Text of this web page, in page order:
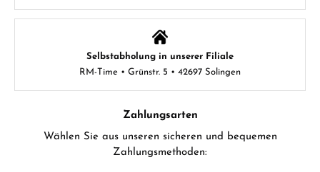
Selbstabholung in unserer Filiale
RM-Time • Grünstr. 5 • 42697 Solingen
Zahlungsarten
Wählen Sie aus unseren sicheren und bequemen
Zahlungsmethoden: